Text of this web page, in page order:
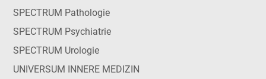
SPECTRUM Pathologie
SPECTRUM Psychiatrie
SPECTRUM Urologie
UNIVERSUM INNERE MEDIZIN